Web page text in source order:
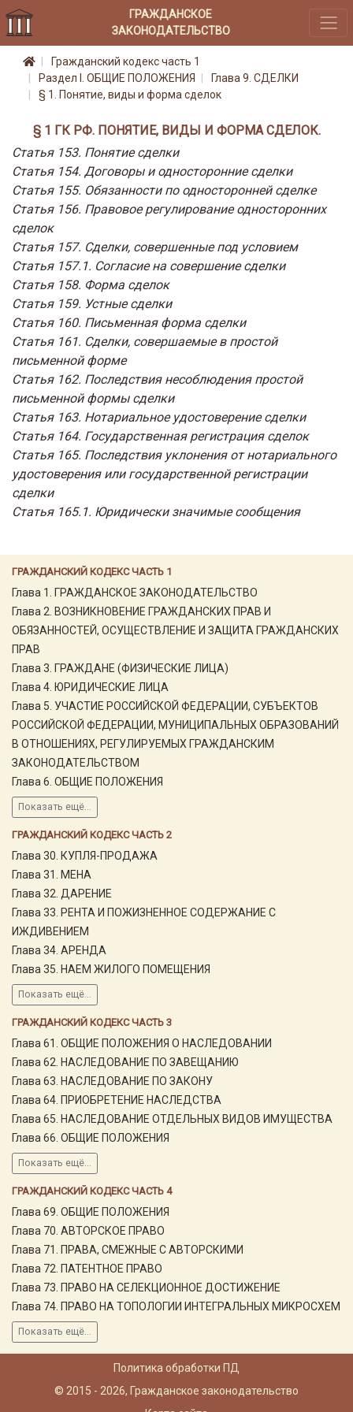
ГРАЖДАНСКОЕ
ЗАКОНОДАТЕЛЬСТВО
ГРАЖДАНСКИЙ КОДЕКС ЧАСТЬ 1
Глава 1. ГРАЖДАНСКОЕ ЗАКОНОДАТЕЛЬСТВО
Глава 2. ВОЗНИКНОВЕНИЕ ГРАЖДАНСКИХ ПРАВ И
ОБЯЗАННОСТЕЙ, ОСУЩЕСТВЛЕНИЕ И ЗАЩИТА ГРАЖДАНСКИХ
ПРАВ
Глава 3. ГРАЖДАНЕ (ФИЗИЧЕСКИЕ ЛИЦА)
Глава 4. ЮРИДИЧЕСКИЕ ЛИЦА
Глава 5. УЧАСТИЕ РОССИЙСКОЙ ФЕДЕРАЦИИ, СУБЪЕКТОВ
РОССИЙСКОЙ ФЕДЕРАЦИИ, МУНИЦИПАЛЬНЫХ ОБРАЗОВАНИЙ
В ОТНОШЕНИЯХ, РЕГУЛИРУЕМЫХ ГРАЖДАНСКИМ
ЗАКОНОДАТЕЛЬСТВОМ
Глава 6. ОБЩИЕ ПОЛОЖЕНИЯ
Показать ещё...
ГРАЖДАНСКИЙ КОДЕКС ЧАСТЬ 2
Глава 30. КУПЛЯ-ПРОДАЖА
Глава 31. МЕНА
Глава 32. ДАРЕНИЕ
Глава 33. РЕНТА И ПОЖИЗНЕННОЕ СОДЕРЖАНИЕ С
ИЖДИВЕНИЕМ
Глава 34. АРЕНДА
Глава 35. НАЕМ ЖИЛОГО ПОМЕЩЕНИЯ
Показать ещё...
ГРАЖДАНСКИЙ КОДЕКС ЧАСТЬ 3
Глава 61. ОБЩИЕ ПОЛОЖЕНИЯ О НАСЛЕДОВАНИИ
Глава 62. НАСЛЕДОВАНИЕ ПО ЗАВЕЩАНИЮ
Глава 63. НАСЛЕДОВАНИЕ ПО ЗАКОНУ
Глава 64. ПРИОБРЕТЕНИЕ НАСЛЕДСТВА
Глава 65. НАСЛЕДОВАНИЕ ОТДЕЛЬНЫХ ВИДОВ ИМУЩЕСТВА
Глава 66. ОБЩИЕ ПОЛОЖЕНИЯ
Показать ещё...
ГРАЖДАНСКИЙ КОДЕКС ЧАСТЬ 4
Глава 69. ОБЩИЕ ПОЛОЖЕНИЯ
Глава 70. АВТОРСКОЕ ПРАВО
Глава 71. ПРАВА, СМЕЖНЫЕ С АВТОРСКИМИ
Глава 72. ПАТЕНТНОЕ ПРАВО
Глава 73. ПРАВО НА СЕЛЕКЦИОННОЕ ДОСТИЖЕНИЕ
Глава 74. ПРАВО НА ТОПОЛОГИИ ИНТЕГРАЛЬНЫХ МИКРОСХЕМ
Показать ещё...
Гражданский кодекс часть 1
Раздел I. ОБЩИЕ ПОЛОЖЕНИЯ
Глава 9. СДЕЛКИ
§ 1. Понятие, виды и форма сделок
§ 1 ГК РФ. ПОНЯТИЕ, ВИДЫ И ФОРМА СДЕЛОК.
Статья 153. Понятие сделки
Статья 154. Договоры и односторонние сделки
Статья 155. Обязанности по односторонней сделке
Статья 156. Правовое регулирование односторонних
сделок
Статья 157. Сделки, совершенные под условием
Статья 157.1. Согласие на совершение сделки
Статья 158. Форма сделок
Статья 159. Устные сделки
Статья 160. Письменная форма сделки
Статья 161. Сделки, совершаемые в простой
письменной форме
Статья 162. Последствия несоблюдения простой
письменной формы сделки
Статья 163. Нотариальное удостоверение сделки
Статья 164. Государственная регистрация сделок
Статья 165. Последствия уклонения от нотариального
удостоверения или государственной регистрации
сделки
Статья 165.1. Юридически значимые сообщения
Политика обработки ПД
© 2015 - 2026, Гражданское законодательство